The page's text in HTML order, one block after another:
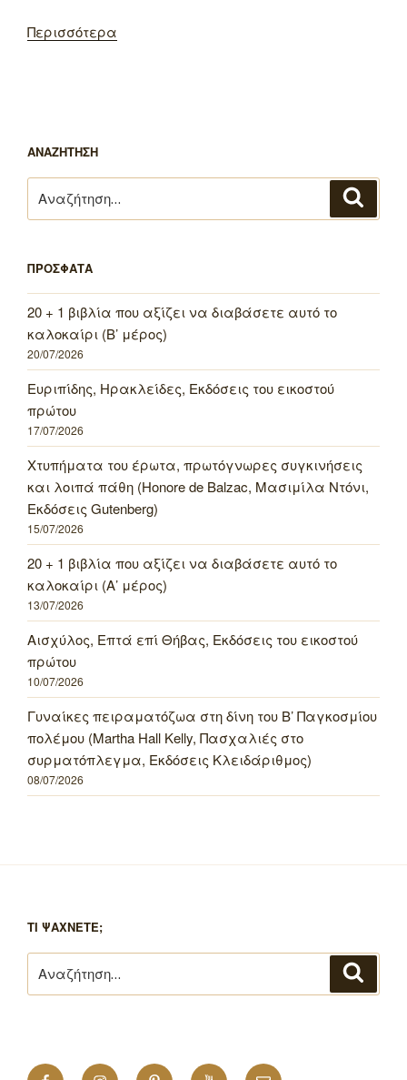
Περισσότερα
ΑΝΑΖΗΤΗΣΗ
για:
ΠΡΟΣΦΑΤΑ
20 + 1 βιβλία που αξίζει να διαβάσετε αυτό το
καλοκαίρι (Β’ μέρος)
20/07/2026
Ευριπίδης, Ηρακλείδες, Εκδόσεις του εικοστού
πρώτου
17/07/2026
Χτυπήματα του έρωτα, πρωτόγνωρες συγκινήσεις
και λοιπά πάθη (Honore de Balzac, Μασιμίλα Ντόνι,
Εκδόσεις Gutenberg)
15/07/2026
20 + 1 βιβλία που αξίζει να διαβάσετε αυτό το
καλοκαίρι (Α’ μέρος)
13/07/2026
Αισχύλος, Επτά επί Θήβας, Εκδόσεις του εικοστού
πρώτου
10/07/2026
Γυναίκες πειραματόζωα στη δίνη του Β’ Παγκοσμίου
πολέμου (Martha Hall Kelly, Πασχαλιές στο
συρματόπλεγμα, Εκδόσεις Κλειδάριθμος)
08/07/2026
ΤΙ ΨΑΧΝΕΤΕ;
για:
FacebookInstagramPinterest YouTubeEmail